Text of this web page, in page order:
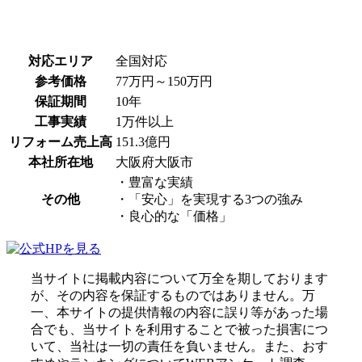
対応エリア
全国対応
参考価格
77万円～150万円
保証期間
10年
工事実績
1万件以上
リフォーム売上高 151.3億円
本社所在地
大阪府大阪市
その他
・豊富な実績
・「安心」を実現する3つの強み
・良心的な「価格」
当サイトに掲載内容について万全を期しております
が、その内容を保証するものではありません。万
一、本サイトの提供情報の内容に誤り等があった場
合でも、当サイトを利用することで被った損害につ
いて、当社は一切の責任を負いません。また、おす